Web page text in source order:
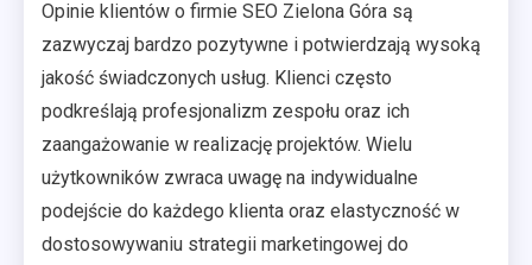
Opinie klientów o firmie SEO Zielona Góra są
zazwyczaj bardzo pozytywne i potwierdzają wysoką
jakość świadczonych usług. Klienci często
podkreślają profesjonalizm zespołu oraz ich
zaangażowanie w realizację projektów. Wielu
użytkowników zwraca uwagę na indywidualne
podejście do każdego klienta oraz elastyczność w
dostosowywaniu strategii marketingowej do